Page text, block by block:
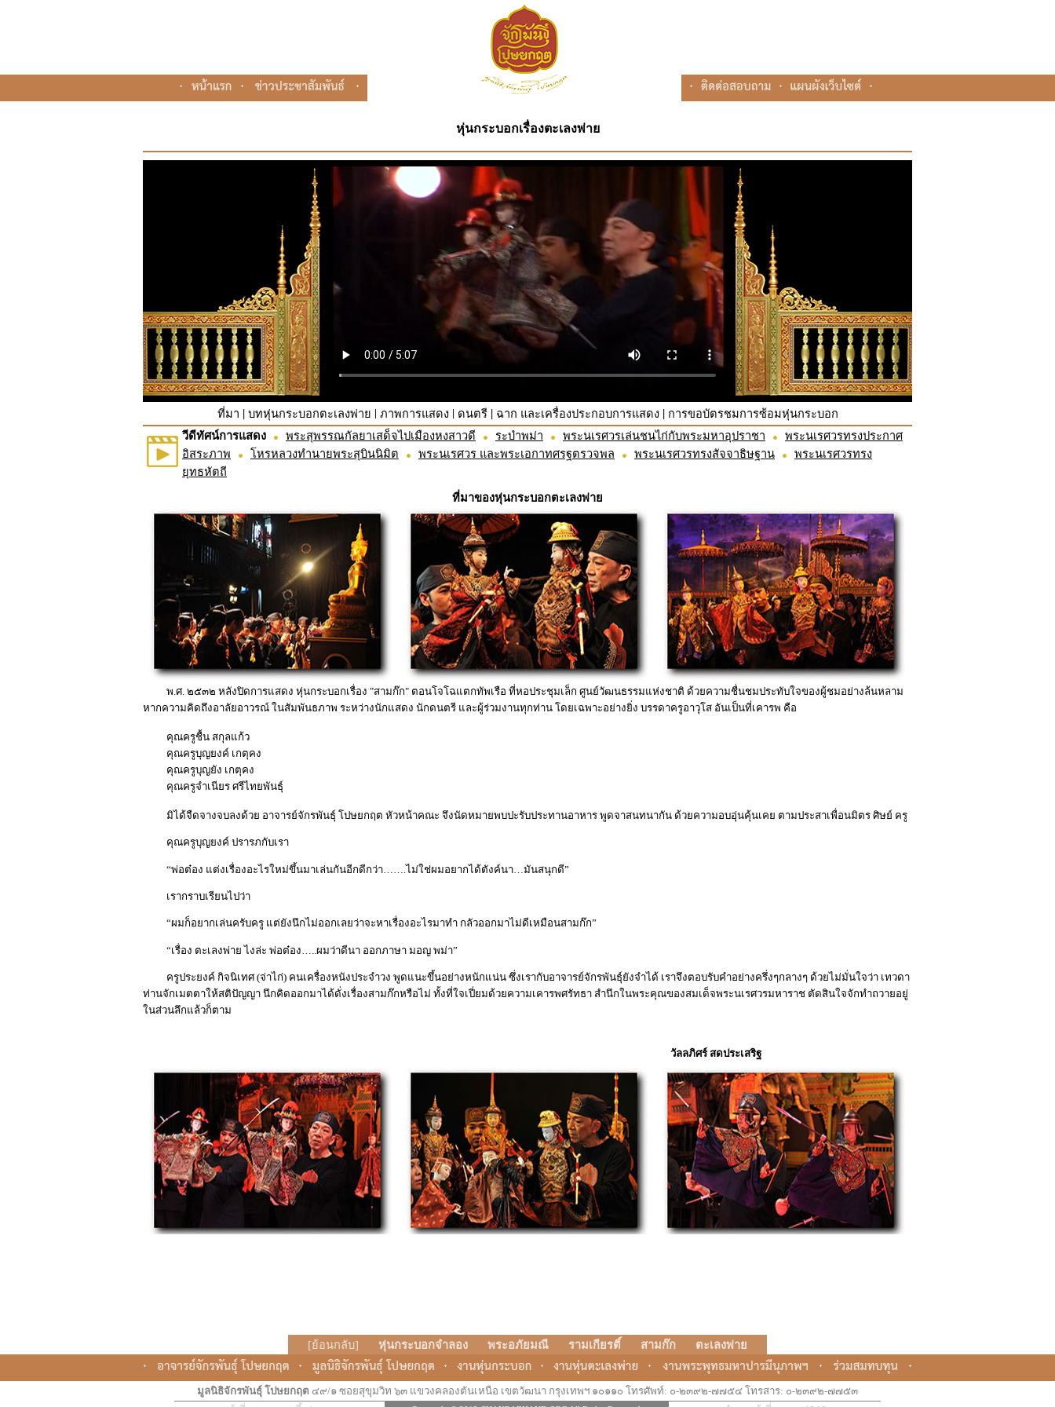
หุ่นกระบอกเรื่องตะเลงพ่าย
ที่มา | บทหุ่นกระบอกตะเลงพ่าย | ภาพการแสดง | ดนตรี | ฉาก และเครื่องประกอบการแสดง | การขอบัตรชมการซ้อมหุ่นกระบอก
วีดีทัศน์การแสดง
พระสุพรรณกัลยาเสด็จไปเมืองหงสาวดี ระบำพม่า พระนเรศวรเล่นชนไก่กับพระมหาอุปราชา
พระนเรศวรทรงประกาศ
อิสระภาพ
โหรหลวงทำนายพระสุบินนิมิต พระนเรศวร และพระเอกาทศรฐตรวจพล พระนเรศวรทรงสัจจาธิษฐาน
พระนเรศวรทรง
ยุทธหัตถี
[ย้อนกลับ] หุ่นกระบอกจำลอง พระอภัยมณี รามเกียรติ์ สามก๊ก ตะเลงพ่าย
มูลนิธิจักรพันธุ์ โปษยกฤต ๔๙/๑ ซอยสุขุมวิท ๖๓ แขวงคลองตันเหนือ เขตวัฒนา กรุงเทพฯ ๑๐๑๑๐ โทรศัพท์: ๐-๒๓๙๒-๗๗๕๔ โทรสาร: ๐-๒๓๙๒-๗๗๕๓